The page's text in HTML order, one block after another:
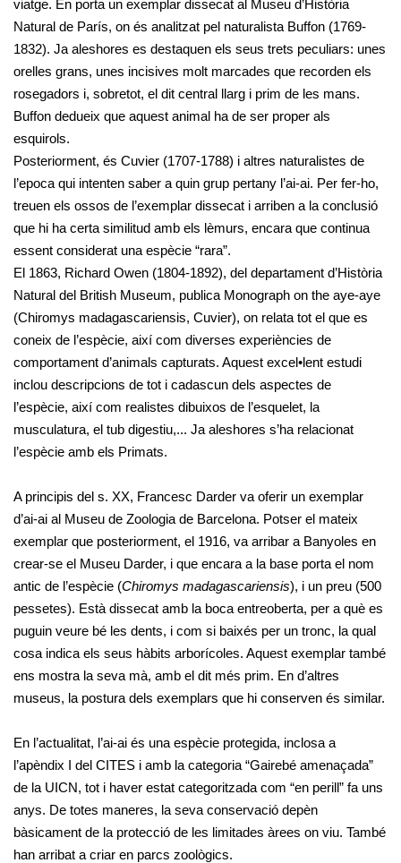
viatge. En porta un exemplar dissecat al Museu d’Història
Natural de París, on és analitzat pel naturalista Buffon (1769-
1832). Ja aleshores es destaquen els seus trets peculiars: unes
orelles grans, unes incisives molt marcades que recorden els
rosegadors i, sobretot, el dit central llarg i prim de les mans.
Buffon dedueix que aquest animal ha de ser proper als
esquirols.
Posteriorment, és Cuvier (1707-1788) i altres naturalistes de
l’epoca qui intenten saber a quin grup pertany l’ai-ai. Per fer-ho,
treuen els ossos de l’exemplar dissecat i arriben a la conclusió
que hi ha certa similitud amb els lèmurs, encara que continua
essent considerat una espècie “rara”.
El 1863, Richard Owen (1804-1892), del departament d’Història
Natural del British Museum, publica Monograph on the aye-aye
(Chiromys madagascariensis, Cuvier), on relata tot el que es
coneix de l’espècie, així com diverses experiències de
comportament d’animals capturats. Aquest excel•lent estudi
inclou descripcions de tot i cadascun dels aspectes de
l’espècie, així com realistes dibuixos de l’esquelet, la
musculatura, el tub digestiu,... Ja aleshores s’ha relacionat
l’espècie amb els Primats.
A principis del s. XX, Francesc Darder va oferir un exemplar
d’ai-ai al Museu de Zoologia de Barcelona. Potser el mateix
exemplar que posteriorment, el 1916, va arribar a Banyoles en
crear-se el Museu Darder, i que encara a la base porta el nom
antic de l’espècie (Chiromys madagascariensis), i un preu (500
pessetes). Està dissecat amb la boca entreoberta, per a què es
puguin veure bé les dents, i com si baixés per un tronc, la qual
cosa indica els seus hàbits arborícoles. Aquest exemplar també
ens mostra la seva mà, amb el dit més prim. En d’altres
museus, la postura dels exemplars que hi conserven és similar.
En l’actualitat, l’ai-ai és una espècie protegida, inclosa a
l’apèndix I del CITES i amb la categoria “Gairebé amenaçada”
de la UICN, tot i haver estat categoritzada com “en perill” fa uns
anys. De totes maneres, la seva conservació depèn
bàsicament de la protecció de les limitades àrees on viu. També
han arribat a criar en parcs zoològics.